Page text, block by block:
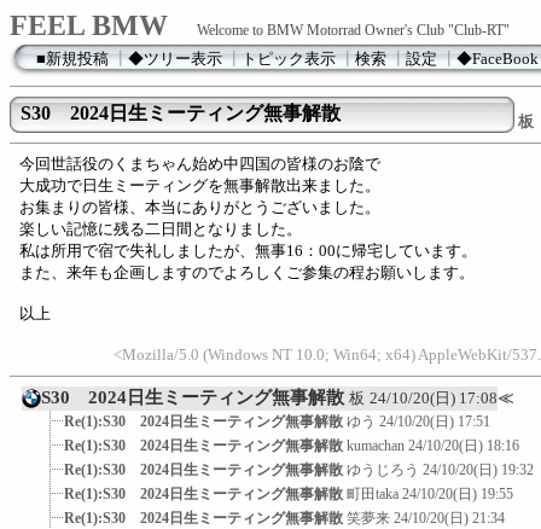
FEEL BMW Welcome to BMW Motorrad Owner's Club "Club-RT"
■新規投稿┃◆ツリー表示┃トピック表示┃検索┃設定┃◆FaceBook
S30 2024日生ミーティング無事解散 板
今回世話役のくまちゃん始め中四国の皆様のお陰で
大成功で日生ミーティングを無事解散出来ました。
お集まりの皆様、本当にありがとうございました。
楽しい記憶に残る二日間となりました。
私は所用で宿で失礼しましたが、無事16：00に帰宅しています。
また、来年も企画しますのでよろしくご参集の程お願いします。
以上
<Mozilla/5.0 (Windows NT 10.0; Win64; x64) AppleWebKit/
S30 2024日生ミーティング無事解散 板 24/10/20(日) 17:08≪
Re(1):S30 2024日生ミーティング無事解散 ゆう 24/10/20(日) 17:51
Re(1):S30 2024日生ミーティング無事解散 kumachan 24/10/20(日) 18:16
Re(1):S30 2024日生ミーティング無事解散 ゆうじろう 24/10/20(日) 19:32
Re(1):S30 2024日生ミーティング無事解散 町田taka 24/10/20(日) 19:55
Re(1):S30 2024日生ミーティング無事解散 笑夢来 24/10/20(日) 21:34